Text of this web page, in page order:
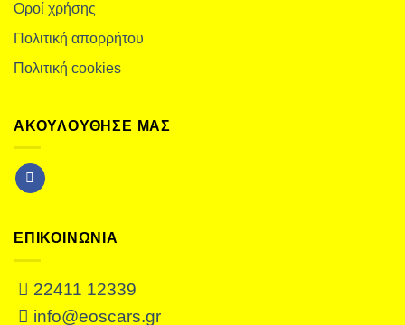
Οροί χρήσης
Πολιτική απορρήτου
Πολιτική cookies
ΑΚΟΥΛΟΥΘΗΣΕ ΜΑΣ
ΕΠΙΚΟΙΝΩΝΙΑ
22411 12339
info@eoscars.gr